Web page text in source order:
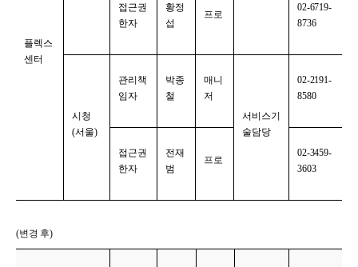
플렉스
센터
접근권
한자
황정
섭
프로
02-6719-
8736
시청
(서울)
관리책
임자
박종
철
매니
저
서비스기
술담당
02-2191-
8580
접근권
한자
전재
범
프로
02-3459-
3603
(변경 후)